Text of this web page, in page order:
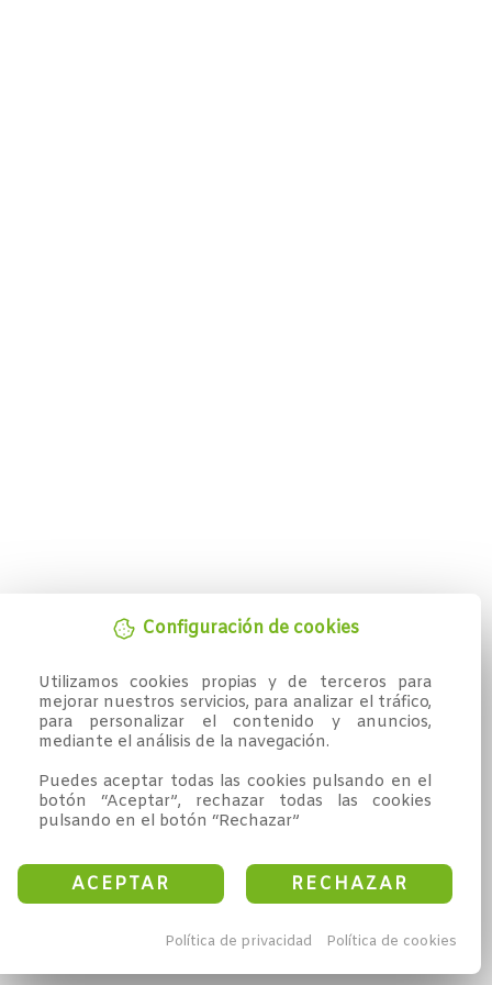
Configuración de cookies
Utilizamos cookies propias y de terceros para
mejorar nuestros servicios, para analizar el tráfico,
para personalizar el contenido y anuncios,
mediante el análisis de la navegación.
Puedes aceptar todas las cookies pulsando en el
botón “Aceptar”, rechazar todas las cookies
pulsando en el botón “Rechazar”
ACEPTAR RECHAZAR
Política de privacidad Política de cookies